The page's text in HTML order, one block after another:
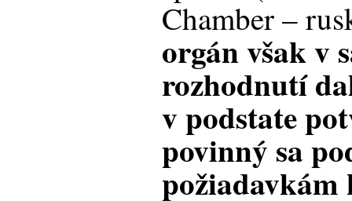
Chamber –
orgán však v
rozhodnutí
v podstate
povinný sa